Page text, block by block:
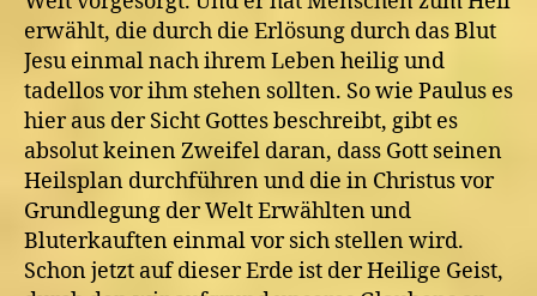
erwählt, die durch die Erlösung durch das Blut
Jesu einmal nach ihrem Leben heilig und
tadellos vor ihm stehen sollten. So wie Paulus es
hier aus der Sicht Gottes beschreibt, gibt es
absolut keinen Zweifel daran, dass Gott seinen
Heilsplan durchführen und die in Christus vor
Grundlegung der Welt Erwählten und
Bluterkauften einmal vor sich stellen wird.
Schon jetzt auf dieser Erde ist der Heilige Geist,